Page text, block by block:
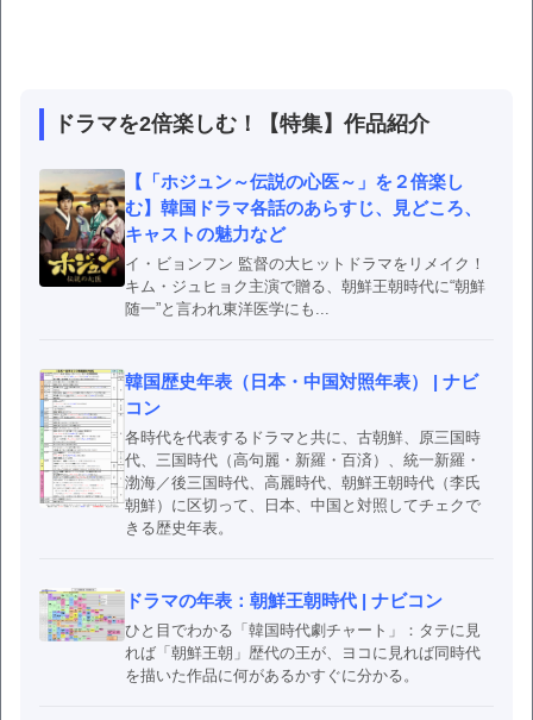
ドラマを2倍楽しむ！【特集】作品紹介
【「ホジュン～伝説の心医～」を２倍楽し
む】韓国ドラマ各話のあらすじ、見どころ、
キャストの魅力など
イ・ビョンフン 監督の大ヒットドラマをリメイク！
キム・ジュヒョク主演で贈る、朝鮮王朝時代に“朝鮮
随一”と言われ東洋医学にも...
韓国歴史年表（日本・中国対照年表） | ナビ
コン
各時代を代表するドラマと共に、古朝鮮、原三国時
代、三国時代（高句麗・新羅・百済）、統一新羅・
渤海／後三国時代、高麗時代、朝鮮王朝時代（李氏
朝鮮）に区切って、日本、中国と対照してチェクで
きる歴史年表。
ドラマの年表：朝鮮王朝時代 | ナビコン
ひと目でわかる「韓国時代劇チャート」：タテに見
れば「朝鮮王朝」歴代の王が、ヨコに見れば同時代
を描いた作品に何があるかすぐに分かる。